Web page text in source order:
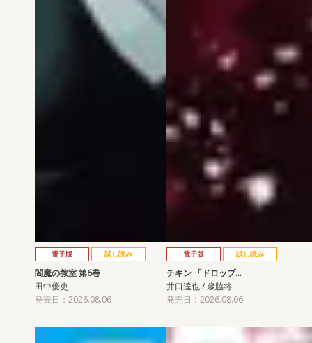
電子版 試し読み
閻魔の教室 第6巻
田中優吏
発売日：2026.08.06
電子版 試し読み
チキン 「ドロップ…
井口達也 / 歳脇将…
発売日：2026.08.06